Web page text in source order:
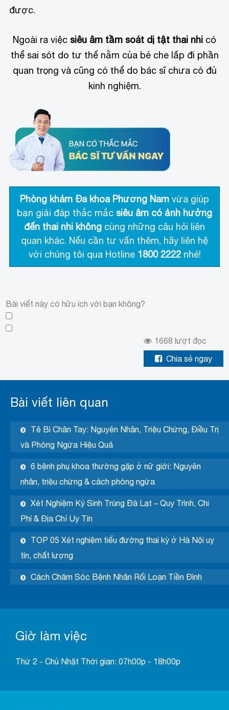
được.
Ngoài ra việc siêu âm tầm soát dị tật thai nhi có
thể sai sót do tư thế nằm của bé che lấp đi phần
quan trọng và cũng có thể do bác sĩ chưa có đủ
kinh nghiệm.
Phòng khám Đa khoa Phương Nam vừa giúp
bạn giải đáp thắc mắc siêu âm có ảnh hưởng
đến thai nhi không cùng những câu hỏi liên
quan khác. Nếu cần tư vấn thêm, hãy liên hệ
với chúng tôi qua Hotline 1800 2222nhé!
Bài viết này có hữu ích với bạn không?
1668 lượt đọc
Chia sẻ ngay
Bài viết liên quan
Tê Bì Chân Tay: Nguyên Nhân, Triệu Chứng, Điều Trị
và Phòng Ngừa Hiệu Quả
6 bệnh phụ khoa thường gặp ở nữ giới: Nguyên
nhân, triệu chứng & cách phòng ngừa
Xét Nghiệm Ký Sinh Trùng Đà Lạt – Quy Trình, Chi
Phí & Địa Chỉ Uy Tín
TOP 05 Xét nghiệm tiểu đường thai kỳ ở Hà Nội uy
tín, chất lượng
Cách Chăm Sóc Bệnh Nhân Rối Loạn Tiền Đình
Giờ làm việc
Thứ 2 - Chủ Nhật Thời gian: 07h00p - 18h00p